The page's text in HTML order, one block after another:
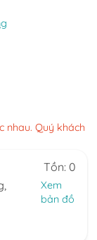
nhau. Quý khách
Tồn: 0
Xem
bản đồ